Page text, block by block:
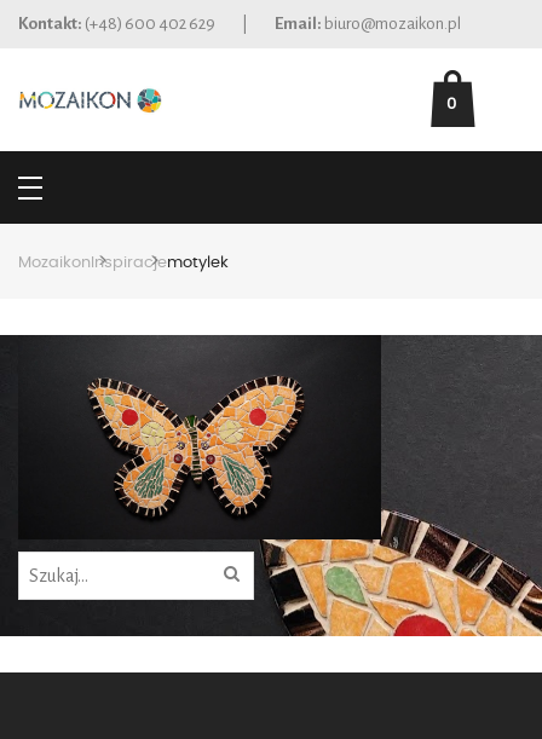
Kontakt: (+48) 600 402 629 Email: biuro@mozaikon.pl
0
Mozaikon>
Inspiracje
>motylek